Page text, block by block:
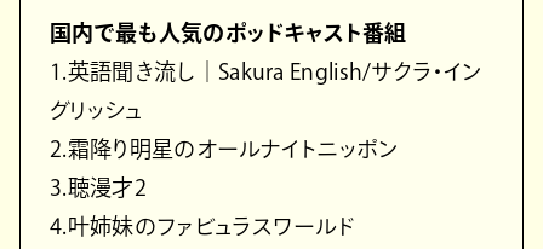
国内で最も人気のポッドキャスト番組
1.英語聞き流し｜Sakura English/サクラ・イン
グリッシュ
2.霜降り明星のオールナイトニッポン
3.聴漫才2
4.叶姉妹のファビュラスワールド